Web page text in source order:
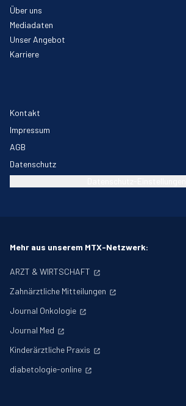
Über uns
Mediadaten
Unser Angebot
Karriere
Kontakt
Impressum
AGB
Datenschutz
Mehr aus unserem MTX-Netzwerk:
ARZT & WIRTSCHAFT
Zahnärztliche Mitteilungen
Journal Onkologie
Journal Med
Kinderärztliche Praxis
diabetologie-online